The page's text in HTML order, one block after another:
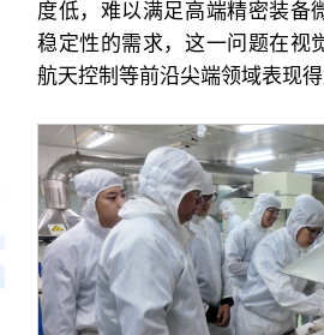
度低，难以满足高端精密装备
稳定性的需求，这一问题在视
航天控制等前沿尖端领域表现得